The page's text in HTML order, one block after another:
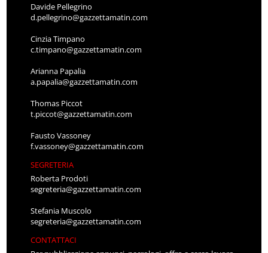
Davide Pellegrino
d.pellegrino@gazzettamatin.com
Cinzia Timpano
c.timpano@gazzettamatin.com
Arianna Papalia
a.papalia@gazzettamatin.com
Thomas Piccot
t.piccot@gazzettamatin.com
Fausto Vassoney
f.vassoney@gazzettamatin.com
SEGRETERIA
Roberta Prodoti
segreteria@gazzettamatin.com
Stefania Muscolo
segreteria@gazzettamatin.com
CONTATTACI